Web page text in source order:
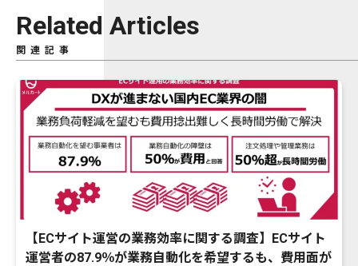
Related Articles
関連記事
【ECサイト運営の業務効率に関する調査】ECサイト
運営者の87.9％が業務自動化を希望するも、費用面が